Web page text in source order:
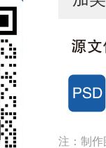
注：制作